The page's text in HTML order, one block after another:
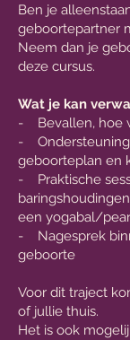
Ben je
geboortepartner
Neem dan je
deze cursus.
Wat je kan
- Bevallen, hoe
- Ondersteuning
geboorteplan en
- Praktische
een yogabal/
- Nagesprek
geboorte
Voor dit traject
of jullie thuis.
Het is ook